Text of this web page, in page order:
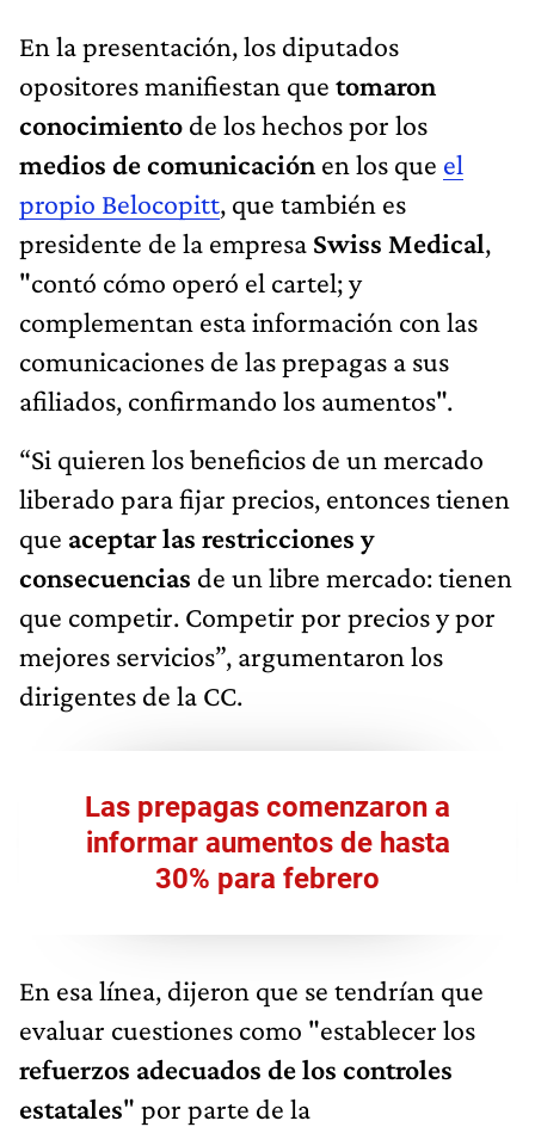
En la presentación, los diputados
opositores manifiestan que tomaron
conocimiento de los hechos por los
medios de comunicación en los que el
propio Belocopitt, que también es
presidente de la empresa Swiss Medical,
"contó cómo operó el cartel; y
complementan esta información con las
comunicaciones de las prepagas a sus
afiliados, confirmando los aumentos".
“Si quieren los beneficios de un mercado
liberado para fijar precios, entonces tienen
que aceptar las restricciones y
consecuencias de un libre mercado: tienen
que competir. Competir por precios y por
mejores servicios”, argumentaron los
dirigentes de la CC.
Las prepagas comenzaron a
informar aumentos de hasta
30% para febrero
En esa línea, dijeron que se tendrían que
evaluar cuestiones como "establecer los
refuerzos adecuados de los controles
estatales" por parte de la